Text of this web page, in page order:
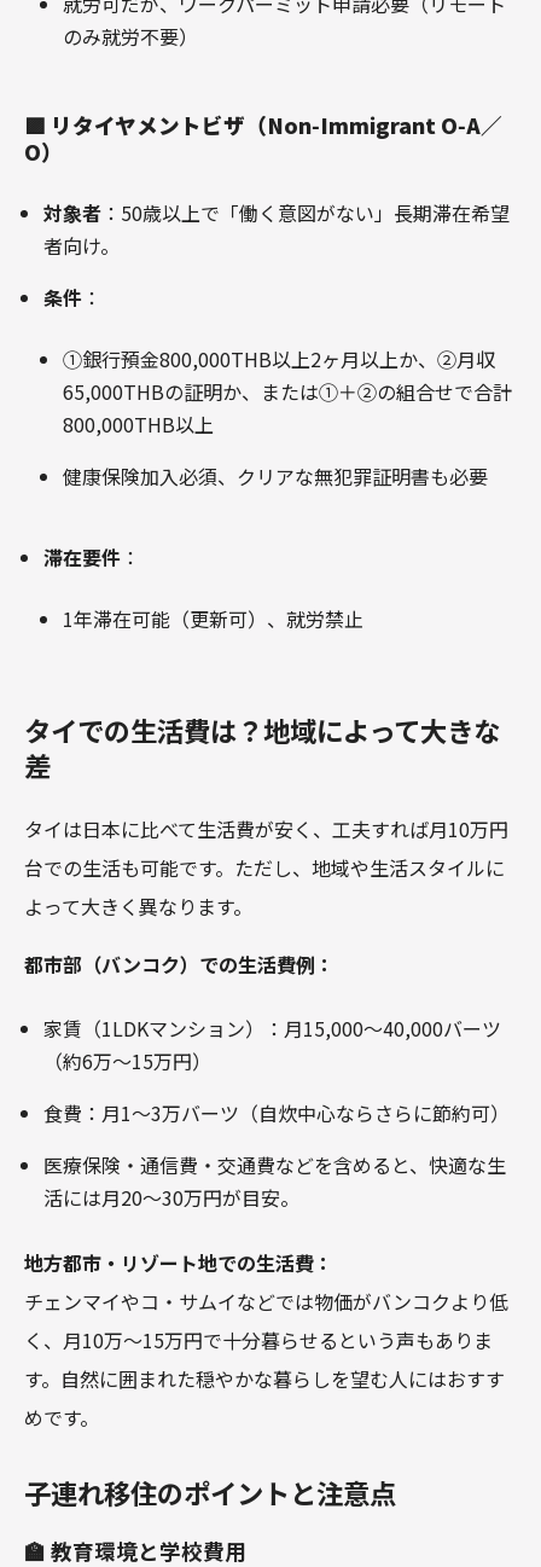
のみ就労不要）
🟪 リタイヤメントビザ（Non‑Immigrant O‑A／
O）
対象者 ：50歳以上で「働く意図がない」長期滞在希望
者向け。
条件 ：
①銀行預金800,000THB以上2ヶ月以上か、②月収
65,000THBの証明か、または①＋②の組合せで合計
800,000THB以上
健康保険加入必須、クリアな無犯罪証明書も必要
滞在要件 ：
1年滞在可能（更新可）、就労禁止
タイでの生活費は？地域によって大きな
差
タイは日本に比べて生活費が安く、工夫すれば月10万円
台での生活も可能です。ただし、地域や生活スタイルに
よって大きく異なります。
都市部（バンコク）での生活費例：
家賃（1LDKマンション）：月15,000～40,000バーツ
（約6万～15万円）
食費：月1～3万バーツ（自炊中心ならさらに節約可）
医療保険・通信費・交通費などを含めると、快適な生
活には月20～30万円が目安。
地方都市・リゾート地での生活費：
チェンマイやコ・サムイなどでは物価がバンコクより低
く、月10万～15万円で十分暮らせるという声もありま
す。自然に囲まれた穏やかな暮らしを望む人にはおすす
めです。
子連れ移住のポイントと注意点
🏫 教育環境と学校費用